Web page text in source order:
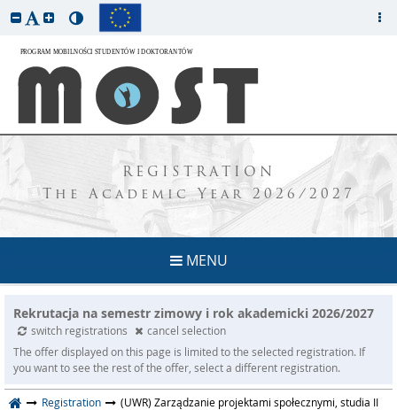
REGISTRATION
The Academic Year 2026/2027
MENU
Rekrutacja na semestr zimowy i rok akademicki 2026/2027
switch registrations
cancel selection
The offer displayed on this page is limited to the selected registration. If
you want to see the rest of the offer, select a different registration.
Registration
(UWR) Zarządzanie projektami społecznymi, studia II